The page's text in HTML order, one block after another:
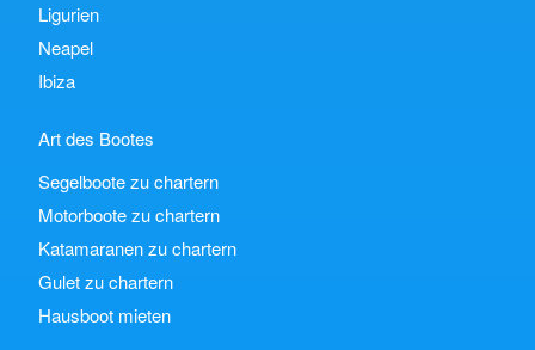
Ligurien
Neapel
Ibiza
Art des Bootes
Segelboote zu chartern
Motorboote zu chartern
Katamaranen zu chartern
Gulet zu chartern
Hausboot mieten